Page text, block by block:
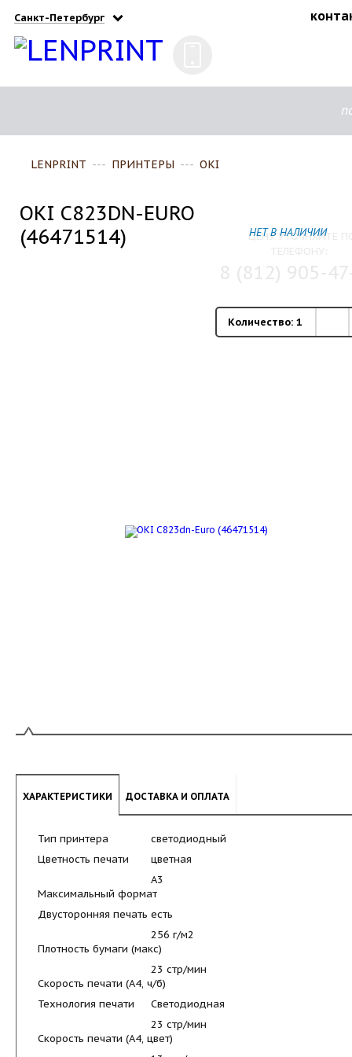
Санкт-Петербург
LENPRINT --- ПРИНТЕРЫ --- OKI
ЦЕНУ УТОЧНЯЙТЕ
НЕТ В НАЛИЧИИ
Количество: 1
OKI C823DN-EURO
(46471514)
ХАРАКТЕРИСТИКИ ДОСТАВКА И ОПЛАТА
светодиодный
Тип принтера
цветная
Цветность печати
А3
Максимальный формат
есть
Двусторонняя печать
256 г/м2
Плотность бумаги (макс)
23 стр/мин
Скорость печати (А4, ч/б)
Светодиодная
Технология печати
23 стр/мин
Скорость печати (А4, цвет)